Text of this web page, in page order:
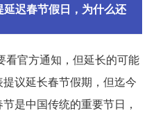
迟春节假日，为什么还
看官方通知，但延长的可能
议延长春节假期，但迄今
是中国传统的重要节日，